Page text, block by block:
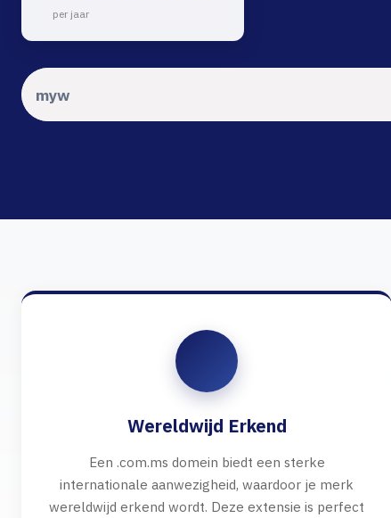
per jaar
Wereldwijd Erkend
Een .com.ms domein biedt een sterke
internationale aanwezigheid, waardoor je merk
wereldwijd erkend wordt. Deze extensie is perfect